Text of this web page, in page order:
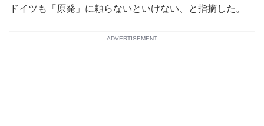
ドイツも「原発」に頼らないといけない、と指摘した。
ADVERTISEMENT